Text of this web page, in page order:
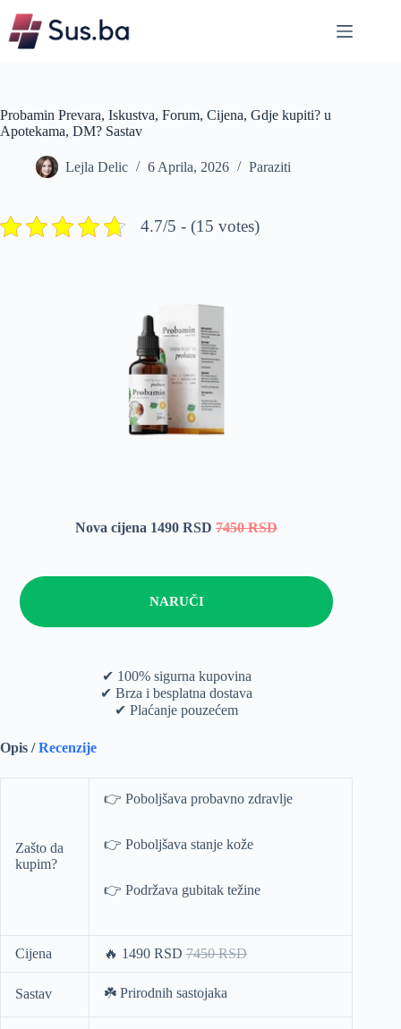
content
Probamin Prevara, Iskustva, Forum, Cijena, Gdje kupiti? u
Apotekama, DM? Sastav
Lejla Delic 6 Aprila, 2026 Paraziti
4.7/5 - (15 votes)
Nova cijena 1490 RSD7450 RSD
NARUČI
✔ 100% sigurna kupovina
✔ Brza i besplatna dostava
✔ Plaćanje pouzećem
Opis /Recenzije
Zašto da
kupim?
👉 Poboljšava probavno zdravlje
👉 Poboljšava stanje kože
👉 Podržava gubitak težine
Cijena 🔥 1490 RSD 7450 RSD
Sastav ☘️ Prirodnih sastojaka